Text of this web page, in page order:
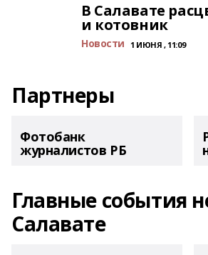
В Салавате
и котовник
Новости 1 ИЮНЯ , 11:09
Партнеры
Фотобанк
журналистов РБ
Главные события
Салавате